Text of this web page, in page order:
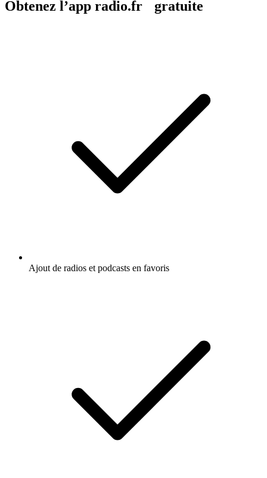
Obtenez l’app radio.fr gratuite
Ajout de radios et podcasts en favoris